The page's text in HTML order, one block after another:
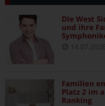
Die West
und ihre
14.07.2026
Familien
Platz 2 im
Ranking